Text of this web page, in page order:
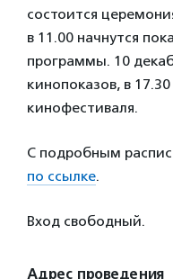
состоится
в 11.00 начнутся
программы. 10
кинопоказов, в
кинофестиваля.
С подробным
по ссылке.
Вход свободный.
Адрес проведения